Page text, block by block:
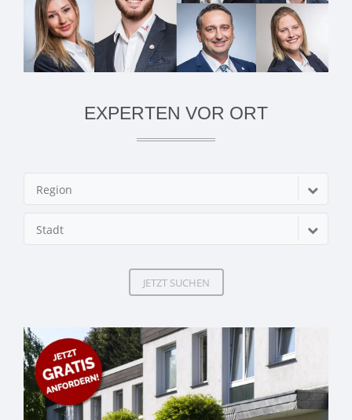
EXPERTEN VOR ORT
Region
Stadt
JETZT SUCHEN